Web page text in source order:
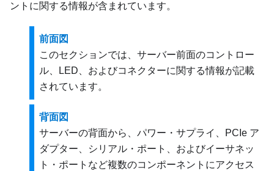
ントに関する情報が含まれています。
前面図
このセクションでは、サーバー前面のコントロー
ル、LED、およびコネクターに関する情報が記載
されています。
背面図
サーバーの背面から、パワー・サプライ、PCIe ア
ダプター、シリアル・ポート、およびイーサネッ
ト・ポートなど複数のコンポーネントにアクセス